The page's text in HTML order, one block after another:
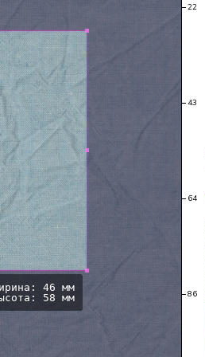
22
43
64
86
46 мм
58 мм